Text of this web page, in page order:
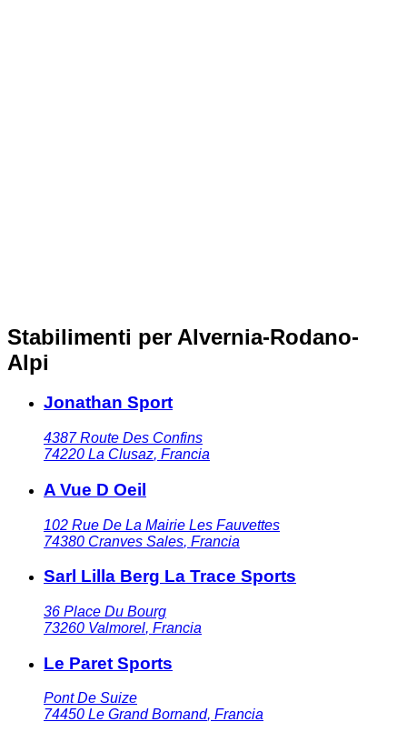
Stabilimenti per Alvernia-Rodano-
Alpi
Jonathan Sport
4387 Route Des Confins
74220 La Clusaz, Francia
A Vue D Oeil
102 Rue De La Mairie Les Fauvettes
74380 Cranves Sales, Francia
Sarl Lilla Berg La Trace Sports
36 Place Du Bourg
73260 Valmorel, Francia
Le Paret Sports
Pont De Suize
74450 Le Grand Bornand, Francia